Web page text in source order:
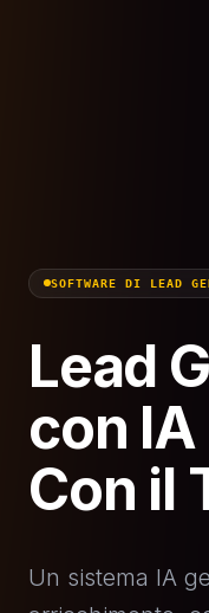
SOFTWARE DI LEAD
Lead
con IA
Con il
Un sistema IA